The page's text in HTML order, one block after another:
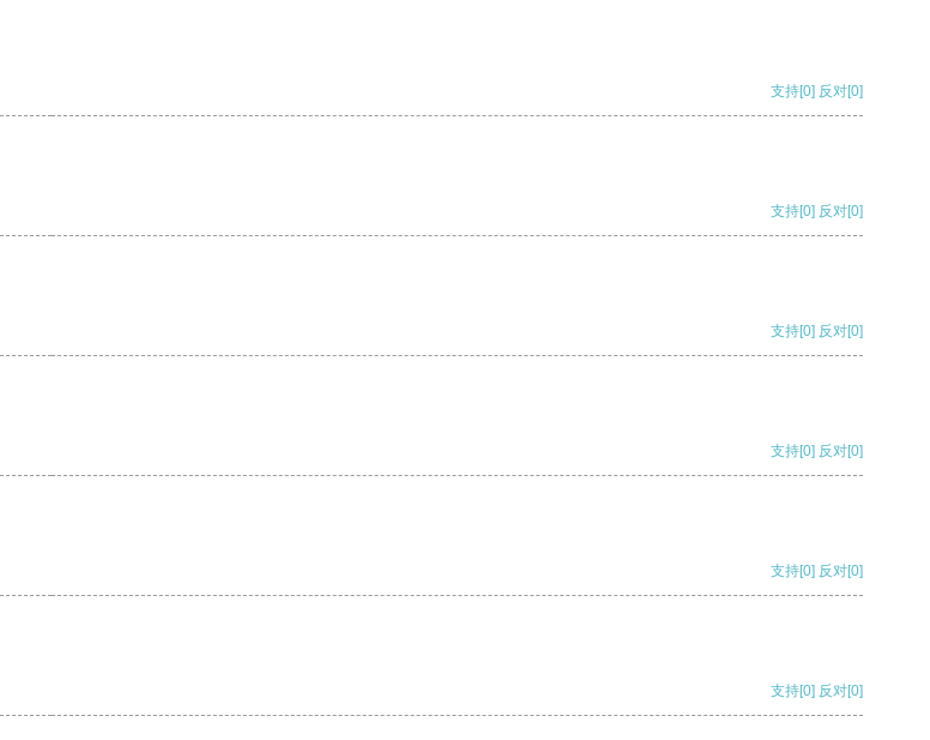
支持[0] 反对[0]
支持[0] 反对[0]
支持[0] 反对[0]
支持[0] 反对[0]
支持[0] 反对[0]
支持[0] 反对[0]